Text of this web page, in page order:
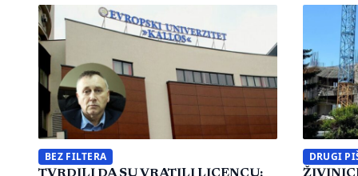
programi zapisani na plakatu, one su način
da jedno mjesto sačuva vlastitu priču. U
Kozluku se tih dana nije samo […]
Marka
Rudić.
prijava i
BEZ FILTERA DRUGI